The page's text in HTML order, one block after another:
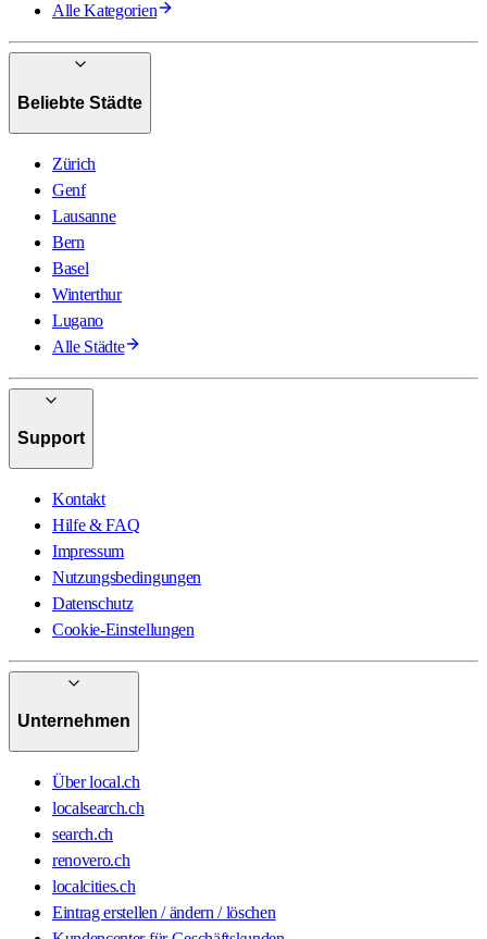
Alle Kategorien
Beliebte Städte
Zürich
Genf
Lausanne
Bern
Basel
Winterthur
Lugano
Alle Städte
Support
Kontakt
Hilfe & FAQ
Impressum
Nutzungsbedingungen
Datenschutz
Cookie-Einstellungen
Unternehmen
Über local.ch
localsearch.ch
search.ch
renovero.ch
localcities.ch
Eintrag erstellen / ändern / löschen